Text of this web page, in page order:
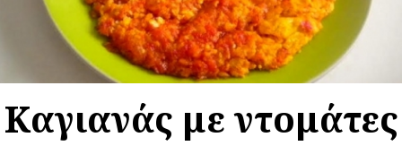
Καγιανάς με ντομάτες